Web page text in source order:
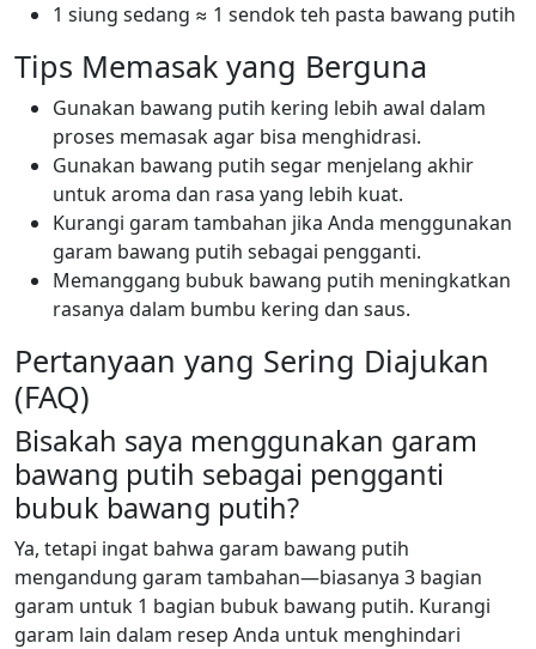
1 siung sedang ≈ 1 sendok teh pasta bawang putih
Tips Memasak yang Berguna
Gunakan bawang putih kering lebih awal dalam
proses memasak agar bisa menghidrasi.
Gunakan bawang putih segar menjelang akhir
untuk aroma dan rasa yang lebih kuat.
Kurangi garam tambahan jika Anda menggunakan
garam bawang putih sebagai pengganti.
Memanggang bubuk bawang putih meningkatkan
rasanya dalam bumbu kering dan saus.
Pertanyaan yang Sering Diajukan
(FAQ)
Bisakah saya menggunakan garam
bawang putih sebagai pengganti
bubuk bawang putih?
Ya, tetapi ingat bahwa garam bawang putih
mengandung garam tambahan—biasanya 3 bagian
garam untuk 1 bagian bubuk bawang putih. Kurangi
garam lain dalam resep Anda untuk menghindari